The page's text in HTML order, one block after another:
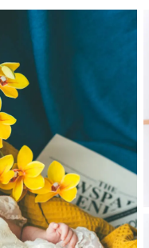
に撮影許可が必要な場合
る場合は、お客様負担と
ご予約前に撮影場所・ご
能な場合がございますの
にしております☺️